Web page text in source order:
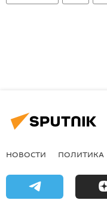
НОВОСТИ ПОЛИТИКА